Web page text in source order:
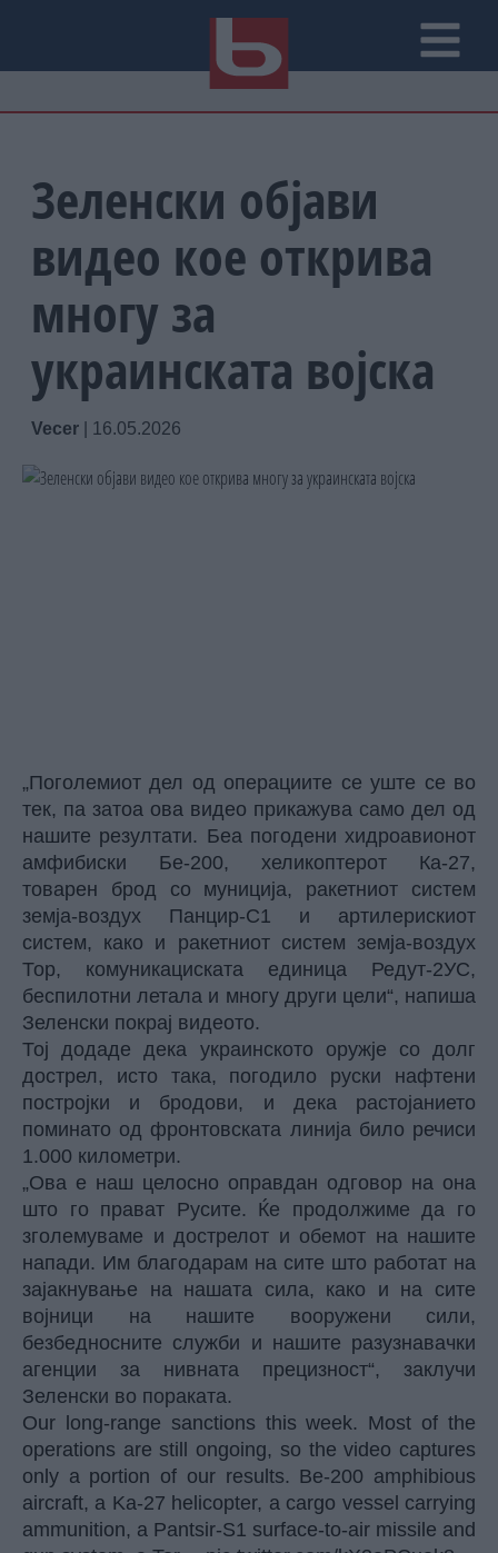
Зеленски објави
видео кое открива
многу за
украинската војска
Vecer 16.05.2026
„Поголемиот дел од операциите се уште се во
тек, па затоа ова видео прикажува само дел од
нашите резултати. Беа погодени хидроавионот
амфибиски Бе-200, хеликоптерот Ка-27,
товарен брод со муниција, ракетниот систем
земја-воздух Панцир-С1 и артилерискиот
систем, како и ракетниот систем земја-воздух
Тор, комуникациската единица Редут-2УС,
беспилотни летала и многу други цели“, напиша
Зеленски покрај видеото.
Тој додаде дека украинското оружје со долг
дострел, исто така, погодило руски нафтени
постројки и бродови, и дека растојанието
поминато од фронтовската линија било речиси
1.000 километри.
„Ова е наш целосно оправдан одговор на она
што го прават Русите. Ќе продолжиме да го
зголемуваме и дострелот и обемот на нашите
напади. Им благодарам на сите што работат на
зајакнување на нашата сила, како и на сите
војници на нашите вооружени сили,
безбедносните служби и нашите разузнавачки
агенции за нивната прецизност“, заклучи
Зеленски во пораката.
Our long-range sanctions this week. Most of the
operations are still ongoing, so the video captures
only a portion of our results. Be-200 amphibious
aircraft, a Ka-27 helicopter, a cargo vessel carrying
ammunition, a Pantsir-S1 surface‑to‑air missile and